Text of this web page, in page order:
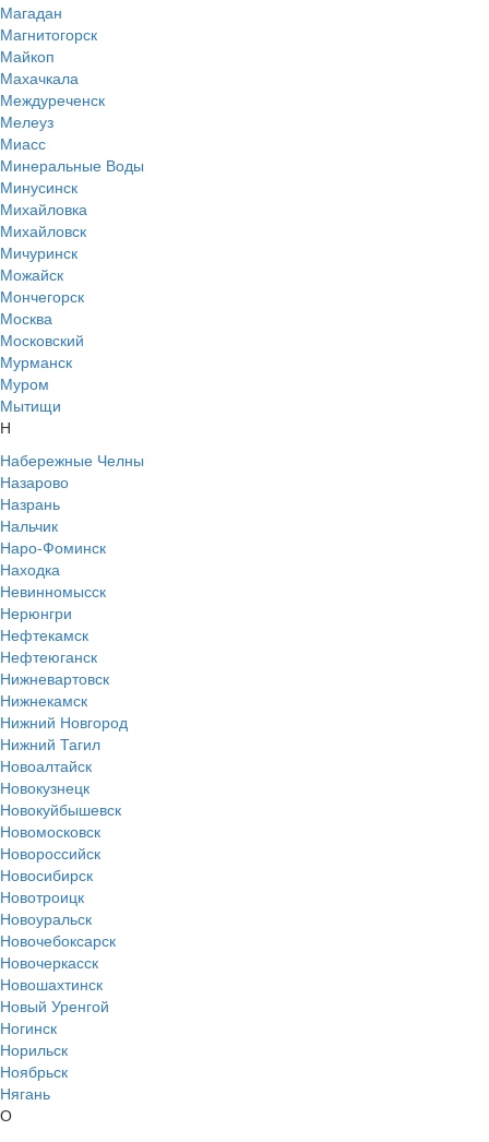
Магадан
Магнитогорск
Майкоп
Махачкала
Междуреченск
Мелеуз
Миасс
Минеральные Воды
Минусинск
Михайловка
Михайловск
Мичуринск
Можайск
Мончегорск
Москва
Московский
Мурманск
Муром
Мытищи
Н
Набережные Челны
Назарово
Назрань
Нальчик
Наро-Фоминск
Находка
Невинномысск
Нерюнгри
Нефтекамск
Нефтеюганск
Нижневартовск
Нижнекамск
Нижний Новгород
Нижний Тагил
Новоалтайск
Новокузнецк
Новокуйбышевск
Новомосковск
Новороссийск
Новосибирск
Новотроицк
Новоуральск
Новочебоксарск
Новочеркасск
Новошахтинск
Новый Уренгой
Ногинск
Норильск
Ноябрьск
Нягань
О